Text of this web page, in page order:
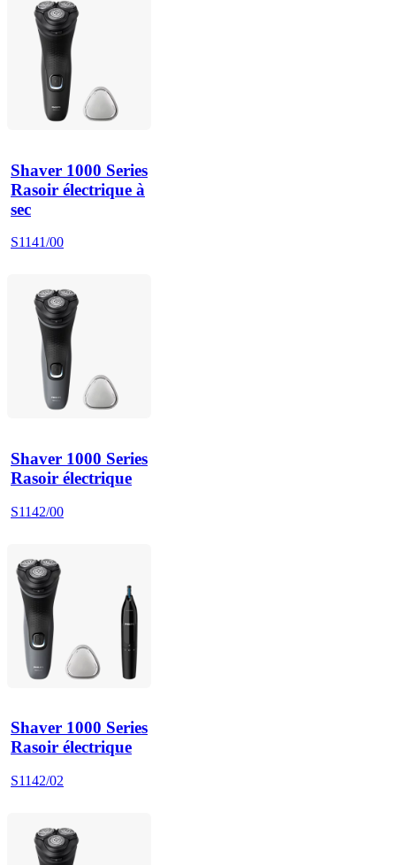
Shaver 1000 Series
Rasoir électrique à
sec
S1141/00
Shaver 1000 Series
Rasoir électrique
S1142/00
Shaver 1000 Series
Rasoir électrique
S1142/02